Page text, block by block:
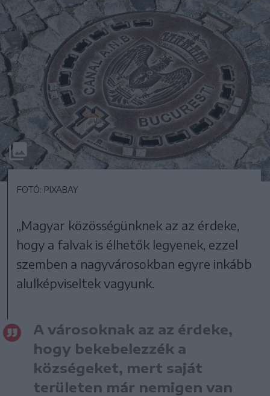
FOTÓ: PIXABAY
„Magyar közösségünknek az az érdeke,
hogy a falvak is élhetők legyenek, ezzel
szemben a nagyvárosokban egyre inkább
alulképviseltek vagyunk.
A városoknak az az érdeke,
hogy bekebelezzék a
községeket, mert saját
területen már nemigen van